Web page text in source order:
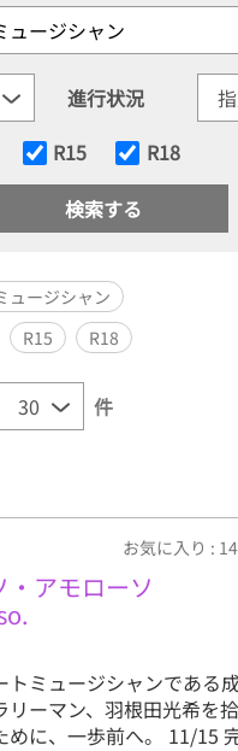
進行状況
R15 R18
ュージシャン
R15 R18
件
お気に入り : 14
アモローソ
トミュージシャンである
リーマン、羽根田光希
めに、一歩前へ。 11/15